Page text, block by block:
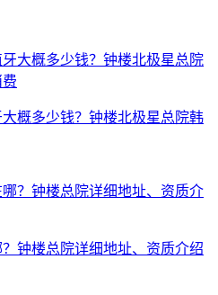
概多少钱？钟楼北极星总院韩
钟楼总院详细地址、资质介绍